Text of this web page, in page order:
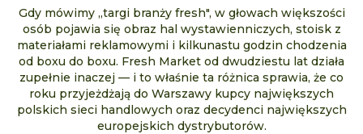
Gdy mówimy „targi branży fresh", w głowach większości
osób pojawia się obraz hal wystawienniczych, stoisk z
materiałami reklamowymi i kilkunastu godzin chodzenia
od boxu do boxu. Fresh Market od dwudziestu lat działa
zupełnie inaczej — i to właśnie ta różnica sprawia, że co
roku przyjeżdżają do Warszawy kupcy największych
polskich sieci handlowych oraz decydenci największych
europejskich dystrybutorów.